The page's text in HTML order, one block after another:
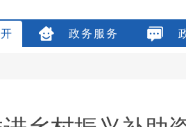
政务服务